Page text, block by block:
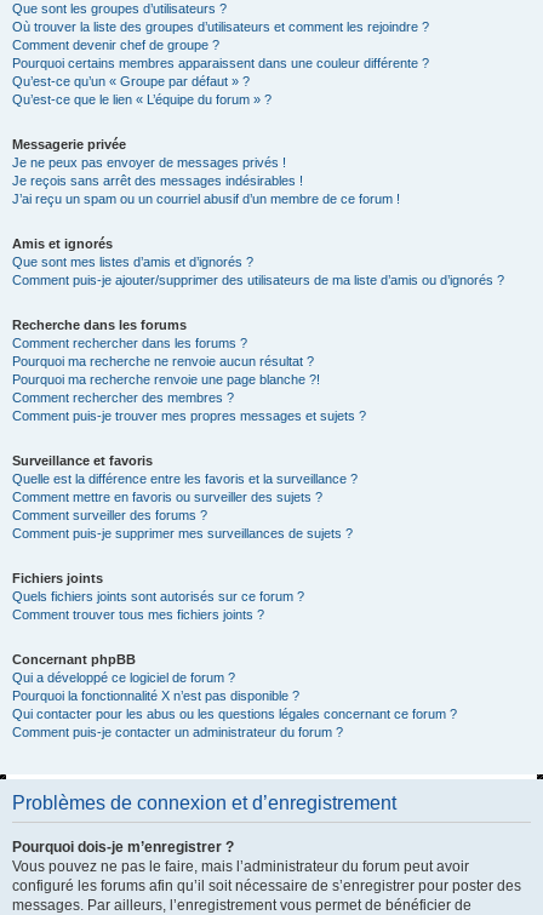
Que sont les groupes d’utilisateurs ?
Où trouver la liste des groupes d’utilisateurs et comment les rejoindre ?
Comment devenir chef de groupe ?
Pourquoi certains membres apparaissent dans une couleur différente ?
Qu’est-ce qu’un « Groupe par défaut » ?
Qu’est-ce que le lien « L’équipe du forum » ?
Messagerie privée
Je ne peux pas envoyer de messages privés !
Je reçois sans arrêt des messages indésirables !
J’ai reçu un spam ou un courriel abusif d’un membre de ce forum !
Amis et ignorés
Que sont mes listes d’amis et d’ignorés ?
Comment puis-je ajouter/supprimer des utilisateurs de ma liste d’amis ou d’ignorés ?
Recherche dans les forums
Comment rechercher dans les forums ?
Pourquoi ma recherche ne renvoie aucun résultat ?
Pourquoi ma recherche renvoie une page blanche ?!
Comment rechercher des membres ?
Comment puis-je trouver mes propres messages et sujets ?
Surveillance et favoris
Quelle est la différence entre les favoris et la surveillance ?
Comment mettre en favoris ou surveiller des sujets ?
Comment surveiller des forums ?
Comment puis-je supprimer mes surveillances de sujets ?
Fichiers joints
Quels fichiers joints sont autorisés sur ce forum ?
Comment trouver tous mes fichiers joints ?
Concernant phpBB
Qui a développé ce logiciel de forum ?
Pourquoi la fonctionnalité X n’est pas disponible ?
Qui contacter pour les abus ou les questions légales concernant ce forum ?
Comment puis-je contacter un administrateur du forum ?
Problèmes de connexion et d’enregistrement
Pourquoi dois-je m’enregistrer ?
Vous pouvez ne pas le faire, mais l’administrateur du forum peut avoir
configuré les forums afin qu’il soit nécessaire de s’enregistrer pour poster des
messages. Par ailleurs, l’enregistrement vous permet de bénéficier de